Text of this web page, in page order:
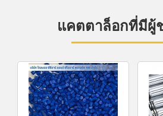
แคตตาล็อกที่มีผู้